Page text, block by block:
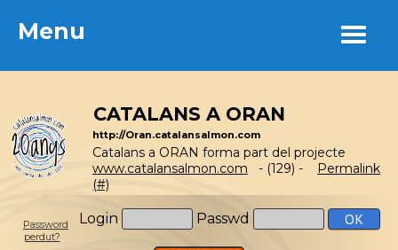
Menu
CATALANS A ORAN
http://Oran.catalansalmon.com
Catalans a ORAN forma part del projecte
www.catalansalmon.com - (129) -
Permalink
(#)
Login Passwd
Password
perdut?
Menu